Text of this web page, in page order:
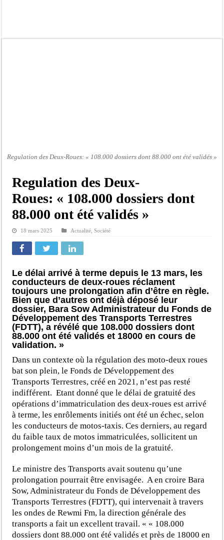
Regulation des Deux-Roues: « 108.000 dossiers dont 88.000 ont été validés »
Regulation des Deux-
Roues: « 108.000 dossiers dont
88.000 ont été validés »
18 mars 2025 Actualité ,Société
Le délai arrivé à terme depuis le 13 mars, les
conducteurs de deux-roues réclament
toujours une prolongation afin d’être en règle.
Bien que d’autres ont déjà déposé leur
dossier, Bara Sow Administrateur du Fonds de
Développement des Transports Terrestres
(FDTT), a révélé que 108.000 dossiers dont
88.000 ont été validés et 18000 en cours de
validation. »
Dans un contexte où la régulation des moto-deux roues
bat son plein, le Fonds de Développement des
Transports Terrestres, créé en 2021, n’est pas resté
indifférent. Etant donné que le délai de gratuité des
opérations d’immatriculation des deux-roues est arrivé
à terme, les enrôlements initiés ont été un échec, selon
les conducteurs de motos-taxis. Ces derniers, au regard
du faible taux de motos immatriculées, sollicitent un
prolongement moins d’un mois de la gratuité.
Le ministre des Transports avait soutenu qu’une
prolongation pourrait être envisagée. A en croire Bara
Sow, Administrateur du Fonds de Développement des
Transports Terrestres (FDTT), qui intervenait à travers
les ondes de Rewmi Fm, la direction générale des
transports a fait un excellent travail. « « 108.000
dossiers dont 88.000 ont été validés et près de 18000 en